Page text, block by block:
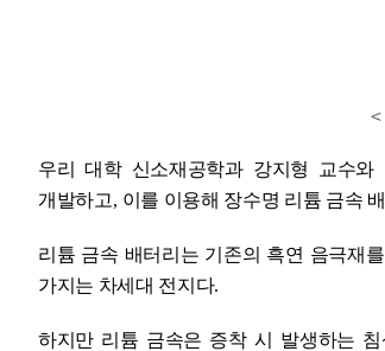
우리 대학 신소재공학과 강지형 교수와
개발하고, 이를 이용해 장수명 리튬 금속
리튬 금속 배터리는 기존의 흑연 음극재
가지는 차세대 전지다.
하지만 리튬 금속은 증착 시 발생하는 침